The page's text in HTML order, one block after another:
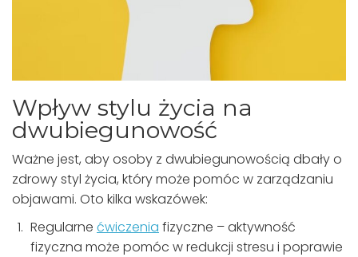
Wpływ stylu życia na
dwubiegunowość
Ważne jest, aby osoby z dwubiegunowością dbały o
zdrowy styl życia, który może pomóc w zarządzaniu
objawami. Oto kilka wskazówek:
Regularne ćwiczenia fizyczne – aktywność
fizyczna może pomóc w redukcji stresu i poprawie